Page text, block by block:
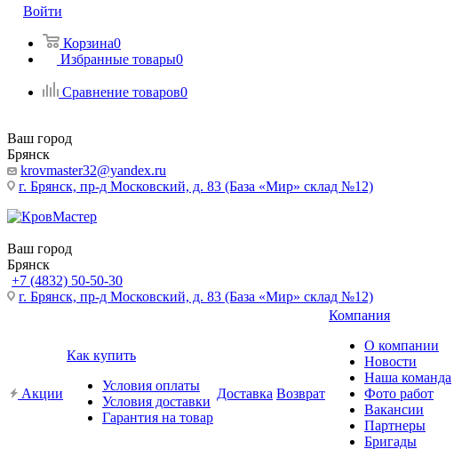
Войти
Корзина0
Избранные товары0
Сравнение товаров0
Ваш город
Брянск
krovmaster32@yandex.ru
г. Брянск, пр-д Московский, д. 83 (База «Мир» склад №12)
Ваш город
Брянск
+7 (4832) 50-50-30
г. Брянск, пр-д Московский, д. 83 (База «Мир» склад №12)
Акции
Как купить
Условия оплаты
Условия доставки
Гарантия на товар
Доставка Возврат
Компания
О компании
Новости
Наша команда
Фото работ
Вакансии
Партнеры
Бригады